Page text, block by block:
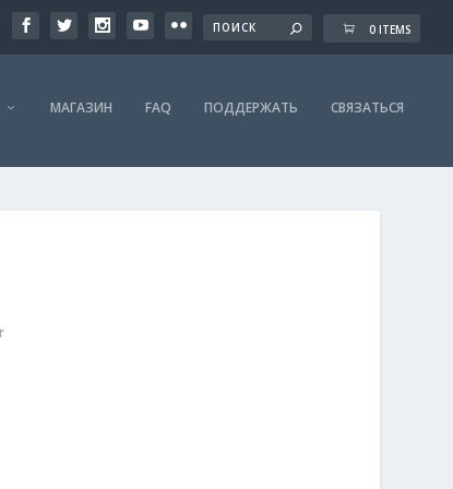
0 ITEMS
МАГАЗИН FAQ ПОДДЕРЖАТЬ СВЯЗАТЬСЯ